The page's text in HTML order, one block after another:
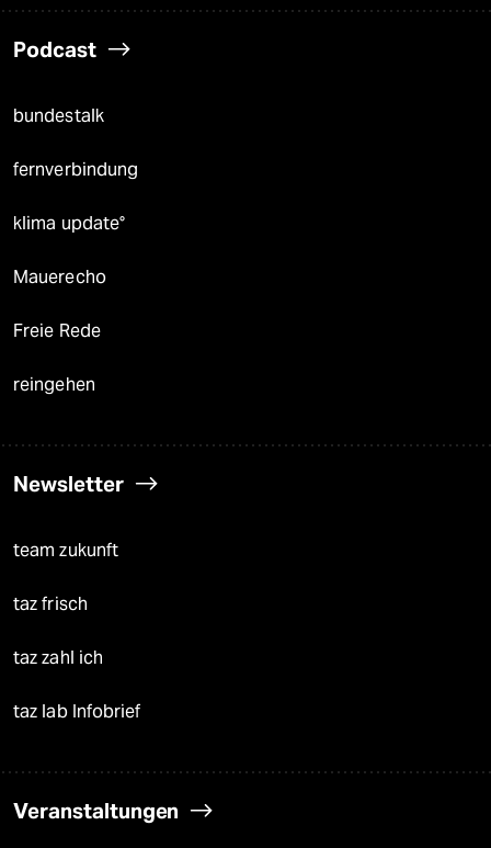
Podcast
bundestalk
fernverbindung
klima update°
Mauerecho
Freie Rede
reingehen
Newsletter
team zukunft
taz frisch
taz zahl ich
taz lab Infobrief
Veranstaltungen